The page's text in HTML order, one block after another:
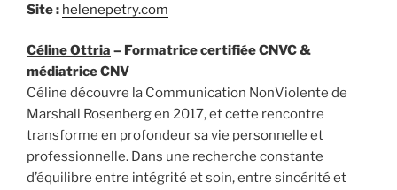
Site : helenepetry.com
Céline Ottria – Formatrice certifiée CNVC &
médiatrice CNV
Céline découvre la Communication NonViolente de
Marshall Rosenberg en 2017, et cette rencontre
transforme en profondeur sa vie personnelle et
professionnelle. Dans une recherche constante
d’équilibre entre intégrité et soin, entre sincérité et